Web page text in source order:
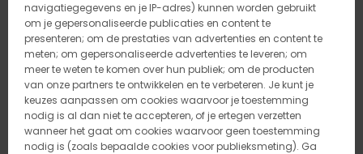
navigatiegegevens en je IP-adres) kunnen worden gebruikt
om je gepersonaliseerde publicaties en content te
presenteren; om de prestaties van advertenties en content te
meten; om gepersonaliseerde advertenties te leveren; om
meer te weten te komen over hun publiek; om de producten
van onze partners te ontwikkelen en te verbeteren. Je kunt je
keuzes aanpassen om cookies waarvoor je toestemming
nodig is al dan niet te accepteren, of je ertegen verzetten
wanneer het gaat om cookies waarvoor geen toestemming
nodig is (zoals bepaalde cookies voor publieksmeting). Ga